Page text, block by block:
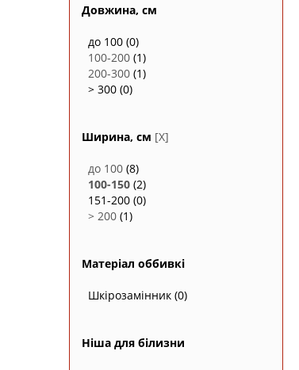
Довжина, см
до 100 (0)
100-200 (1)
200-300 (1)
> 300 (0)
Ширина, см [X]
до 100 (8)
100-150 (2)
151-200 (0)
> 200 (1)
Матеріал оббивкі
Шкірозамінник (0)
Ніша для білизни